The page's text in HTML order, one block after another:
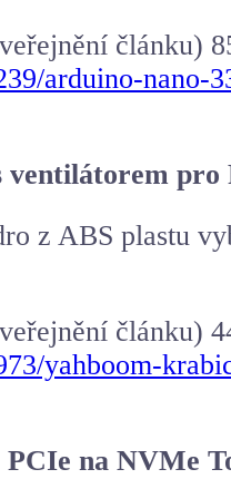
článku)
arduino-nano-
ventilátorem pro
z ABS plastu
článku)
yahboom-
PCIe na NVMe